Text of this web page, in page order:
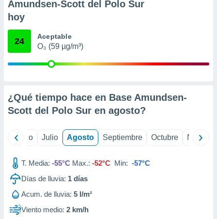
mediante
publicidad
de
1199
Amundsen-Scott del Polo Sur
hoy
24 Aceptable
O₃ (59 µg/m³)
¿Qué tiempo hace en Base Amundsen-
Scott del Polo Sur en agosto?
Junio Julio Agosto Septiembre Octubre
T. Media: -55°C Max.: -52°C Min: -57°C
Días de lluvia: 1 días
Acum. de lluvia: 5 l/m²
Viento medio: 2 km/h